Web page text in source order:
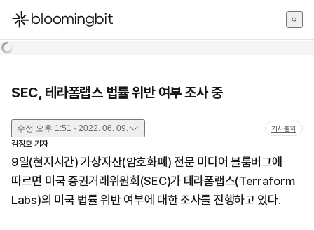
한국어
SEC, 테라폼랩스 법률 위반 여부 조사 중
수정 오후 1:51 · 2022. 06. 09. 기사출처
김정호 기자
9일(현지시간) 가상자산(암호화폐) 전문 미디어 블룸버그에
따르면 미국 증권거래위원회(SEC)가 테라폼랩스(Terraform
Labs)의 미국 법률 위반 여부에 대한 조사를 진행하고 있다.